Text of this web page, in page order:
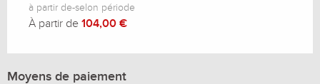
à partir de-selon période
À partir de 104,00 €
Moyens de paiement